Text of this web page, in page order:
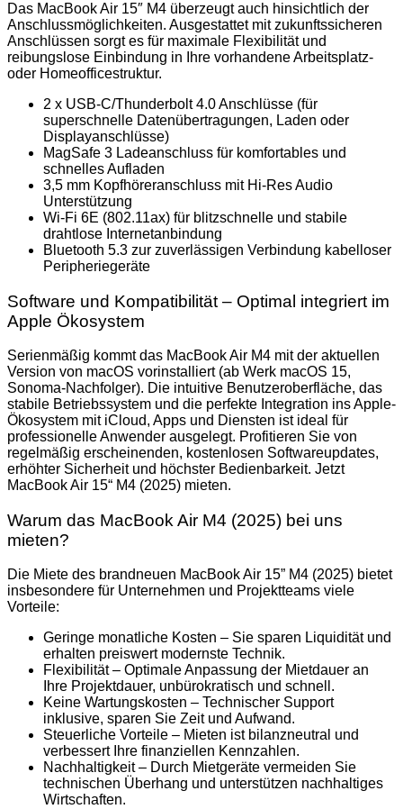
Das MacBook Air 15″ M4 überzeugt auch hinsichtlich der
Anschlussmöglichkeiten. Ausgestattet mit zukunftssicheren
Anschlüssen sorgt es für maximale Flexibilität und
reibungslose Einbindung in Ihre vorhandene Arbeitsplatz-
oder Homeofficestruktur.
2 x USB-C/Thunderbolt 4.0 Anschlüsse (für
superschnelle Datenübertragungen, Laden oder
Displayanschlüsse)
MagSafe 3 Ladeanschluss für komfortables und
schnelles Aufladen
3,5 mm Kopfhöreranschluss mit Hi-Res Audio
Unterstützung
Wi-Fi 6E (802.11ax) für blitzschnelle und stabile
drahtlose Internetanbindung
Bluetooth 5.3 zur zuverlässigen Verbindung kabelloser
Peripheriegeräte
Software und Kompatibilität – Optimal integriert im
Apple Ökosystem
Serienmäßig kommt das MacBook Air M4 mit der aktuellen
Version von macOS vorinstalliert (ab Werk macOS 15,
Sonoma-Nachfolger). Die intuitive Benutzeroberfläche, das
stabile Betriebssystem und die perfekte Integration ins Apple-
Ökosystem mit iCloud, Apps und Diensten ist ideal für
professionelle Anwender ausgelegt. Profitieren Sie von
regelmäßig erscheinenden, kostenlosen Softwareupdates,
erhöhter Sicherheit und höchster Bedienbarkeit. Jetzt
MacBook Air 15“ M4 (2025) mieten.
Warum das MacBook Air M4 (2025) bei uns
mieten?
Die Miete des brandneuen MacBook Air 15” M4 (2025) bietet
insbesondere für Unternehmen und Projektteams viele
Vorteile:
Geringe monatliche Kosten – Sie sparen Liquidität und
erhalten preiswert modernste Technik.
Flexibilität – Optimale Anpassung der Mietdauer an
Ihre Projektdauer, unbürokratisch und schnell.
Keine Wartungskosten – Technischer Support
inklusive, sparen Sie Zeit und Aufwand.
Steuerliche Vorteile – Mieten ist bilanzneutral und
verbessert Ihre finanziellen Kennzahlen.
Nachhaltigkeit – Durch Mietgeräte vermeiden Sie
technischen Überhang und unterstützen nachhaltiges
Wirtschaften.